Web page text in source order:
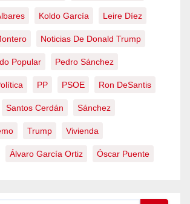
Koldo García Leire Díez
Noticias De Donald Trump
Popular Pedro Sánchez
PP PSOE Ron DeSantis
Santos Cerdán Sánchez
Trump Vivienda
Álvaro García Ortiz Óscar Puente